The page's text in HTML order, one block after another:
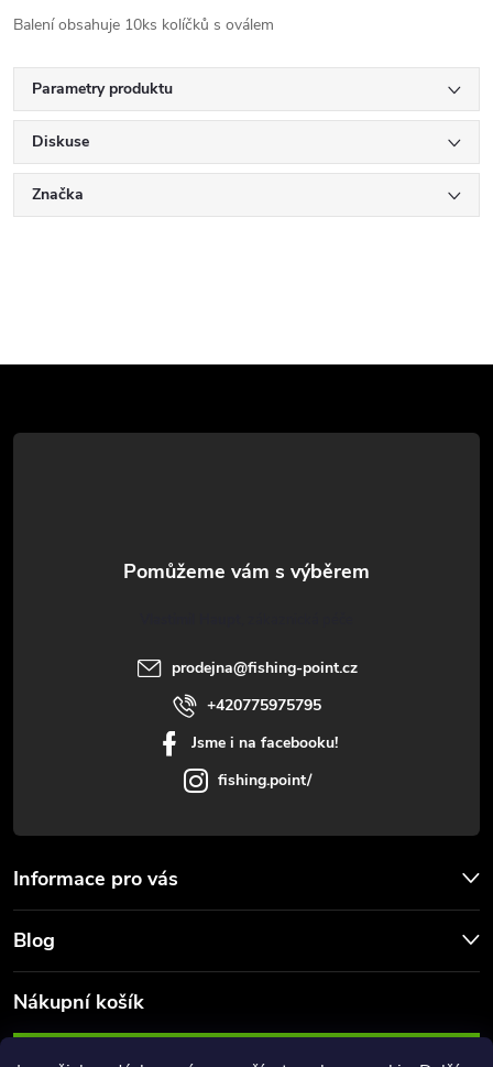
Balení obsahuje 10ks kolíčků s oválem
Parametry produktu
Diskuse
Značka
á
prodejna@fishing-point.cz
+420775975795
Jsme i na facebooku!
fishing.point/
Informace pro vás
Blog
Nákupní košík
0 KČ